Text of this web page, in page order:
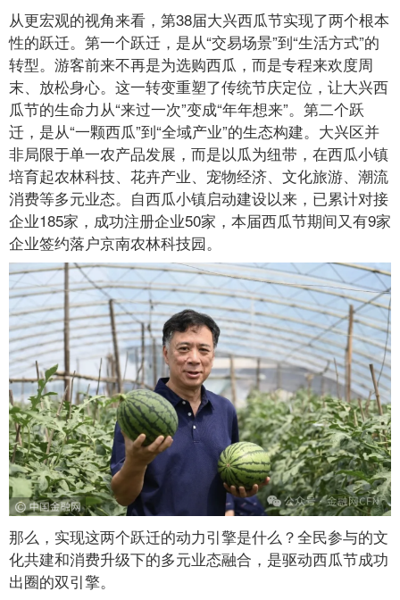
从更宏观的视角来看，第38届大兴西瓜节实现了两个根本
性的跃迁。第一个跃迁，是从“交易场景”到“生活方式”的
转型。游客前来不再是为选购西瓜，而是专程来欢度周
末、放松身心。这一转变重塑了传统节庆定位，让大兴西
瓜节的生命力从“来过一次”变成“年年想来”。第二个跃
迁，是从“一颗西瓜”到“全域产业”的生态构建。大兴区并
非局限于单一农产品发展，而是以瓜为纽带，在西瓜小镇
培育起农林科技、花卉产业、宠物经济、文化旅游、潮流
消费等多元业态。自西瓜小镇启动建设以来，已累计对接
企业185家，成功注册企业50家，本届西瓜节期间又有9家
企业签约落户京南农林科技园。
那么，实现这两个跃迁的动力引擎是什么？全民参与的文
化共建和消费升级下的多元业态融合，是驱动西瓜节成功
出圈的双引擎。